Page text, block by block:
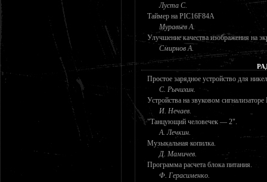
Луста С.
Таймер на PIC16F84A
Муравьев А.
Улучшение качества изображения на
Смирнов А.
Простое зарядное устройство для
С. Рычихин.
Устройства на звуковом
И. Нечаев.
"Танцующий человечек — 2".
А. Лечкин.
Музыкальная копилка.
Д. Мамичев.
Программа расчета блока питания.
Ф. Герасименко.